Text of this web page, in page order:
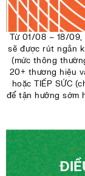
Từ 01/08 – 18/
sẽ được rút ngắn
(mức thông
20+ thương hiệu
hoặc TIẾP SỨC
để tận hưởng sớm